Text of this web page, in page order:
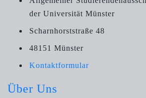
der Universität Münster
Scharnhorststraße 48
48151 Münster
Kontaktformular
Über Uns